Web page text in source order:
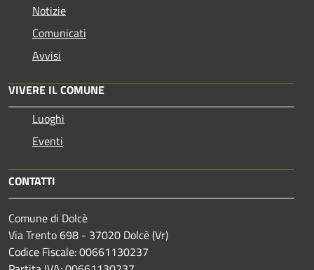
Notizie
Comunicati
Avvisi
VIVERE IL COMUNE
Luoghi
Eventi
CONTATTI
Comune di Dolcè
Via Trento 698 - 37020 Dolcè (Vr)
Codice Fiscale: 00661130237